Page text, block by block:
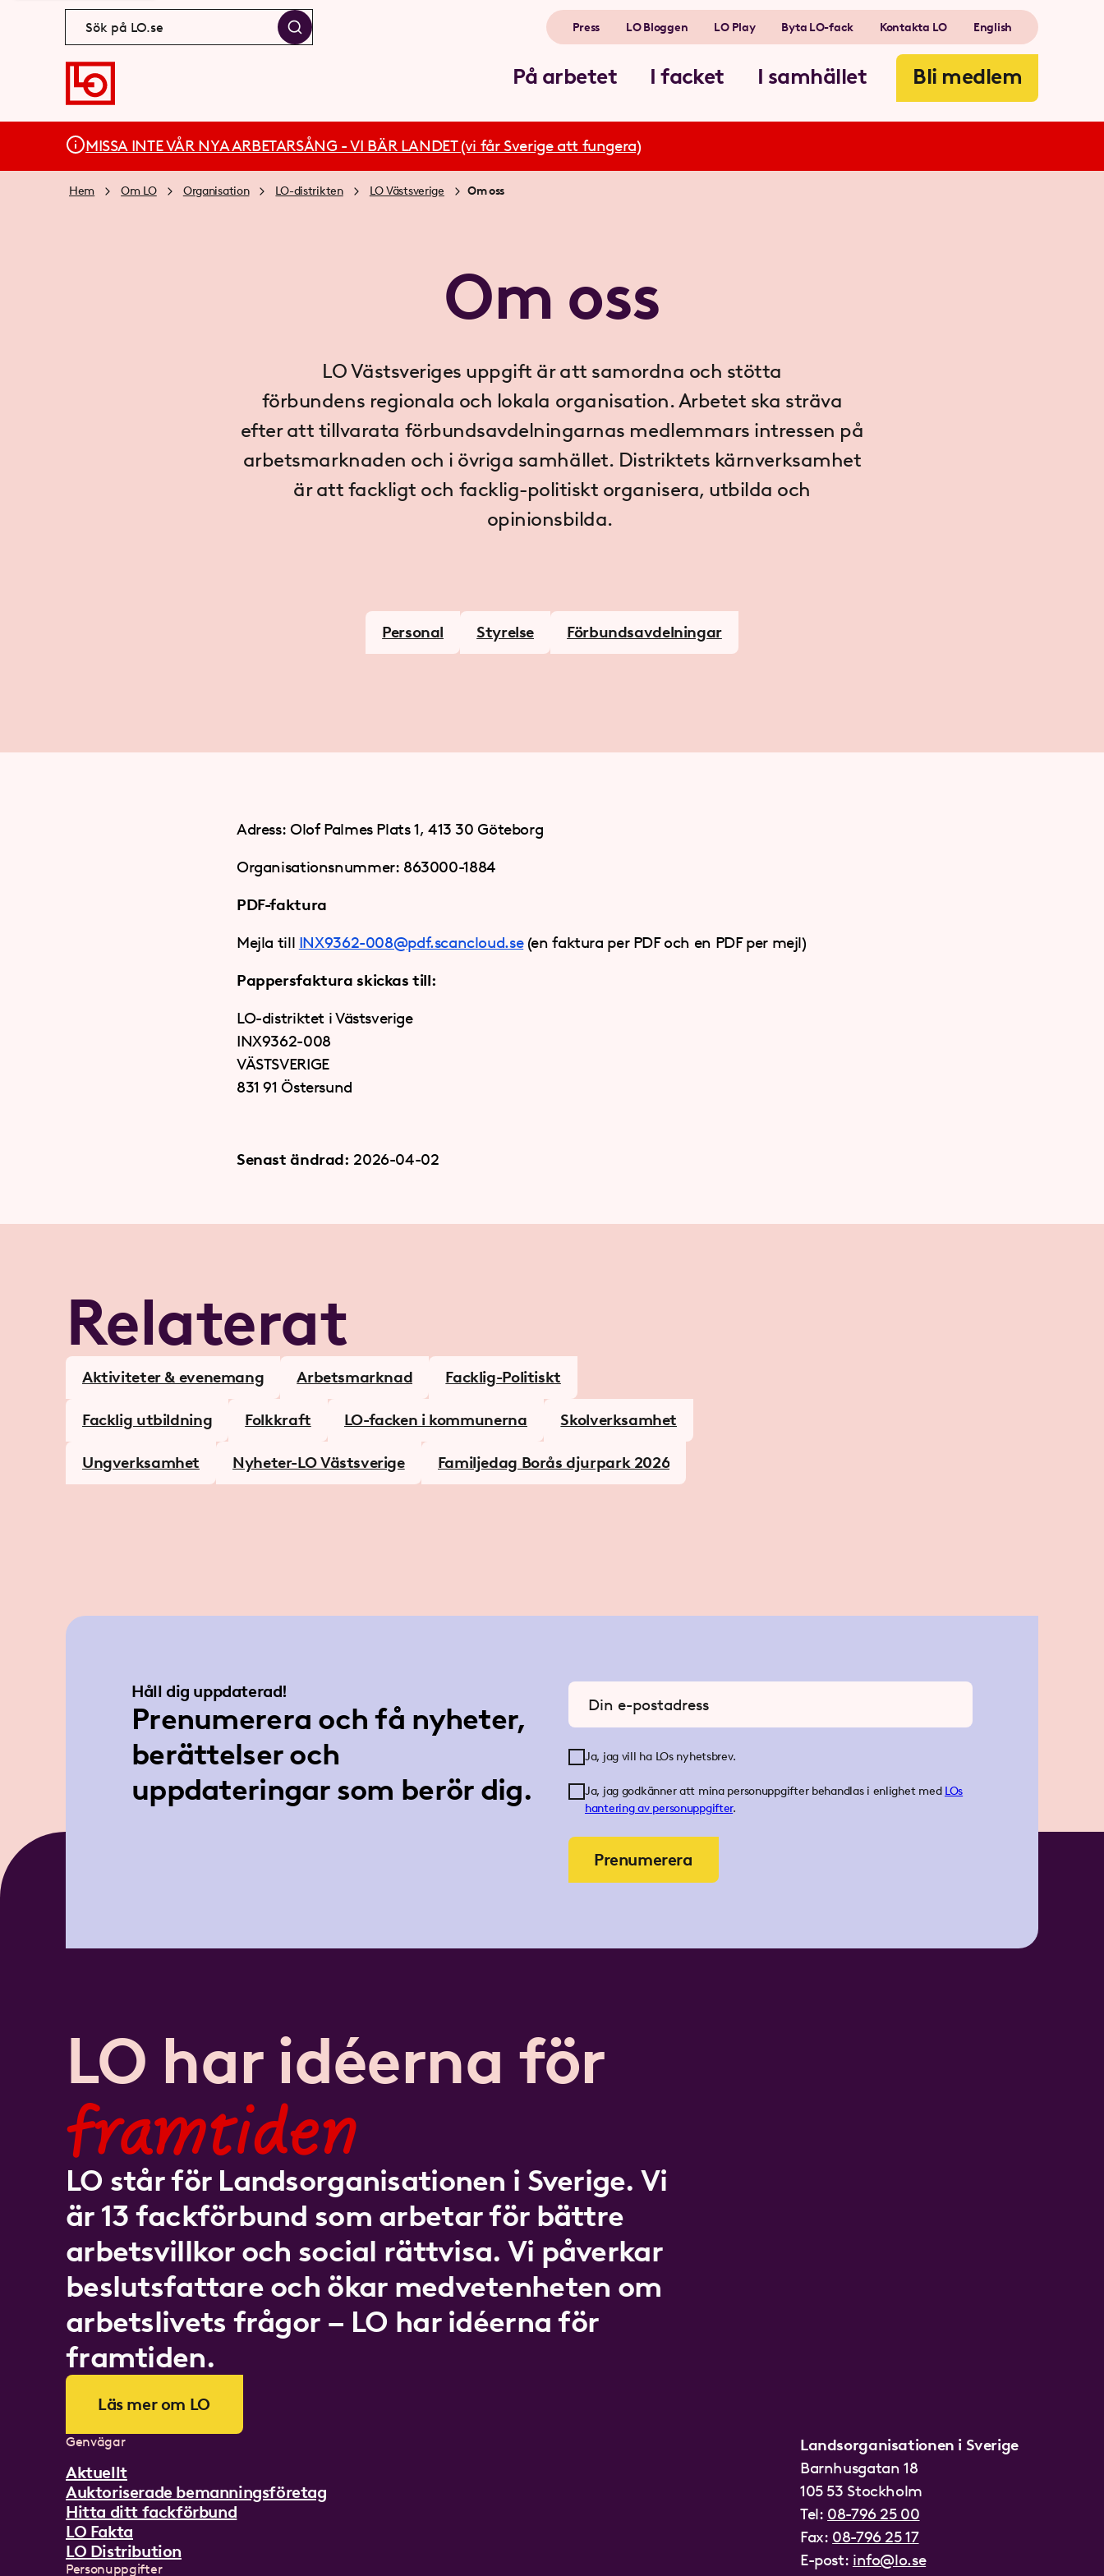
På arbetet I facket I samhället Bli medlem
Press LO Bloggen LO Play Byta LO-fack Kontakta LO English
MISSA INTE VÅR NYA ARBETARSÅNG - VI BÄR LANDET (vi får Sverige att fungera)
Hem Om LO Organisation LO-distrikten LO Västsverige Om oss
Om oss
LOVästsveriges uppgift är att samordna och stötta
förbundens regionala och lokala organisation. Arbetet ska sträva
efter att tillvarata förbundsavdelningarnas medlemmars intressen på
arbetsmarknaden och i övriga samhället. Distriktets kärnverksamhet
är att fackligt och facklig-politiskt organisera, utbilda och
opinionsbilda.
Personal Styrelse Förbundsavdelningar
Adress: Olof Palmes Plats 1, 413 30 Göteborg
Organisationsnummer: 863000-1884
PDF-faktura
Mejla till INX9362-008@pdf.scancloud.se(en faktura per PDF och en PDF per mejl)
Pappersfaktura skickas till:
LO-distriktet i Västsverige
INX9362-008
VÄSTSVERIGE
831 91 Östersund
Senast ändrad: 2026-04-02
Relaterat
Aktiviteter & evenemang Arbetsmarknad Facklig-Politiskt
Facklig utbildning Folkkraft LO-facken i kommunerna Skolverksamhet
Ungverksamhet Nyheter-LO Västsverige Familjedag Borås djurpark 2026
Håll dig uppdaterad!
Prenumerera och få nyheter,
berättelser och
uppdateringar som berör dig.
Ange din e-postadress
Ja, jag vill ha LOs nyhetsbrev.
Ja, jag godkänner att mina personuppgifter behandlas i enlighet med LOs
hantering av personuppgifter.
Prenumerera
LO har idéerna för
framtiden
LO står för Landsorganisationen i Sverige. Vi
är 13 fackförbund som arbetar för bättre
arbetsvillkor och social rättvisa. Vi påverkar
beslutsfattare och ökar medvetenheten om
arbetslivets frågor – LO har idéerna för
framtiden.
Läs mer om LO
Genvägar
Aktuellt
Auktoriserade bemanningsföretag
Hitta ditt fackförbund
LO Fakta
LO Distribution
Personuppgifter
Landsorganisationen i Sverige
Barnhusgatan 18
105 53 Stockholm
Tel: 08-796 25 00
Fax: 08-796 25 17
E-post: info@lo.se